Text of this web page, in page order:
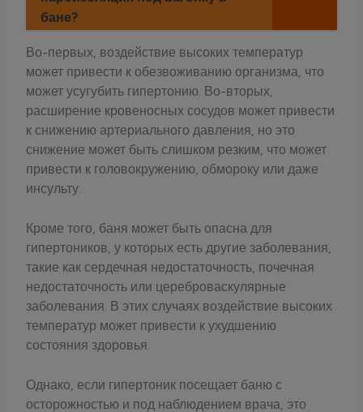
бане?
Во-первых, воздействие высоких температур
может привести к обезвоживанию организма, что
может усугубить гипертонию. Во-вторых,
расширение кровеносных сосудов может привести
к снижению артериального давления, но это
снижение может быть слишком резким, что может
привести к головокружению, обмороку или даже
инсульту.
Кроме того, баня может быть опасна для
гипертоников, у которых есть другие заболевания,
такие как сердечная недостаточность, почечная
недостаточность или цереброваскулярные
заболевания. В этих случаях воздействие высоких
температур может привести к ухудшению
состояния здоровья.
Однако, если гипертоник посещает баню с
осторожностью и под наблюдением врача, это